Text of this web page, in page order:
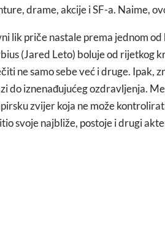
drame, akcije i SF-a. Naime,
lik priče nastale prema jednom
(Jared Leto) boluje od rijetkog
ne samo sebe već i druge. Ipak,
do iznenađujućeg ozdravljenja.
zvijer koja ne može
svoje najbliže, postoje i drugi